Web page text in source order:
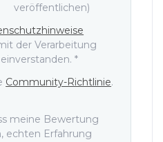
veröffentlichen)
und Zustimmungen
der Verarbeitung
*
Community-Richtlinie.
meine Bewertung
echten Erfahrung